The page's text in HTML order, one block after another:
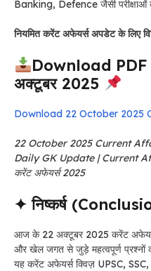
Banking, Defence जैसी परीक्षाओं
नियमित करेंट अफेयर्स अपडेट के लिए
Download PDF
अक्टूबर 2025
Download 22 October 2025
22 October 2025 Current
Daily GK Update | Current
करेंट अफेयर्स 2025
✦ निष्कर्ष
आज के 22 अक्टूबर 2025 करेंट अफेयर्स
और खेल जगत से जुड़े महत्वपूर्ण प्रश्नों
यह करेंट अफेयर्स क्विज़ UPSC,